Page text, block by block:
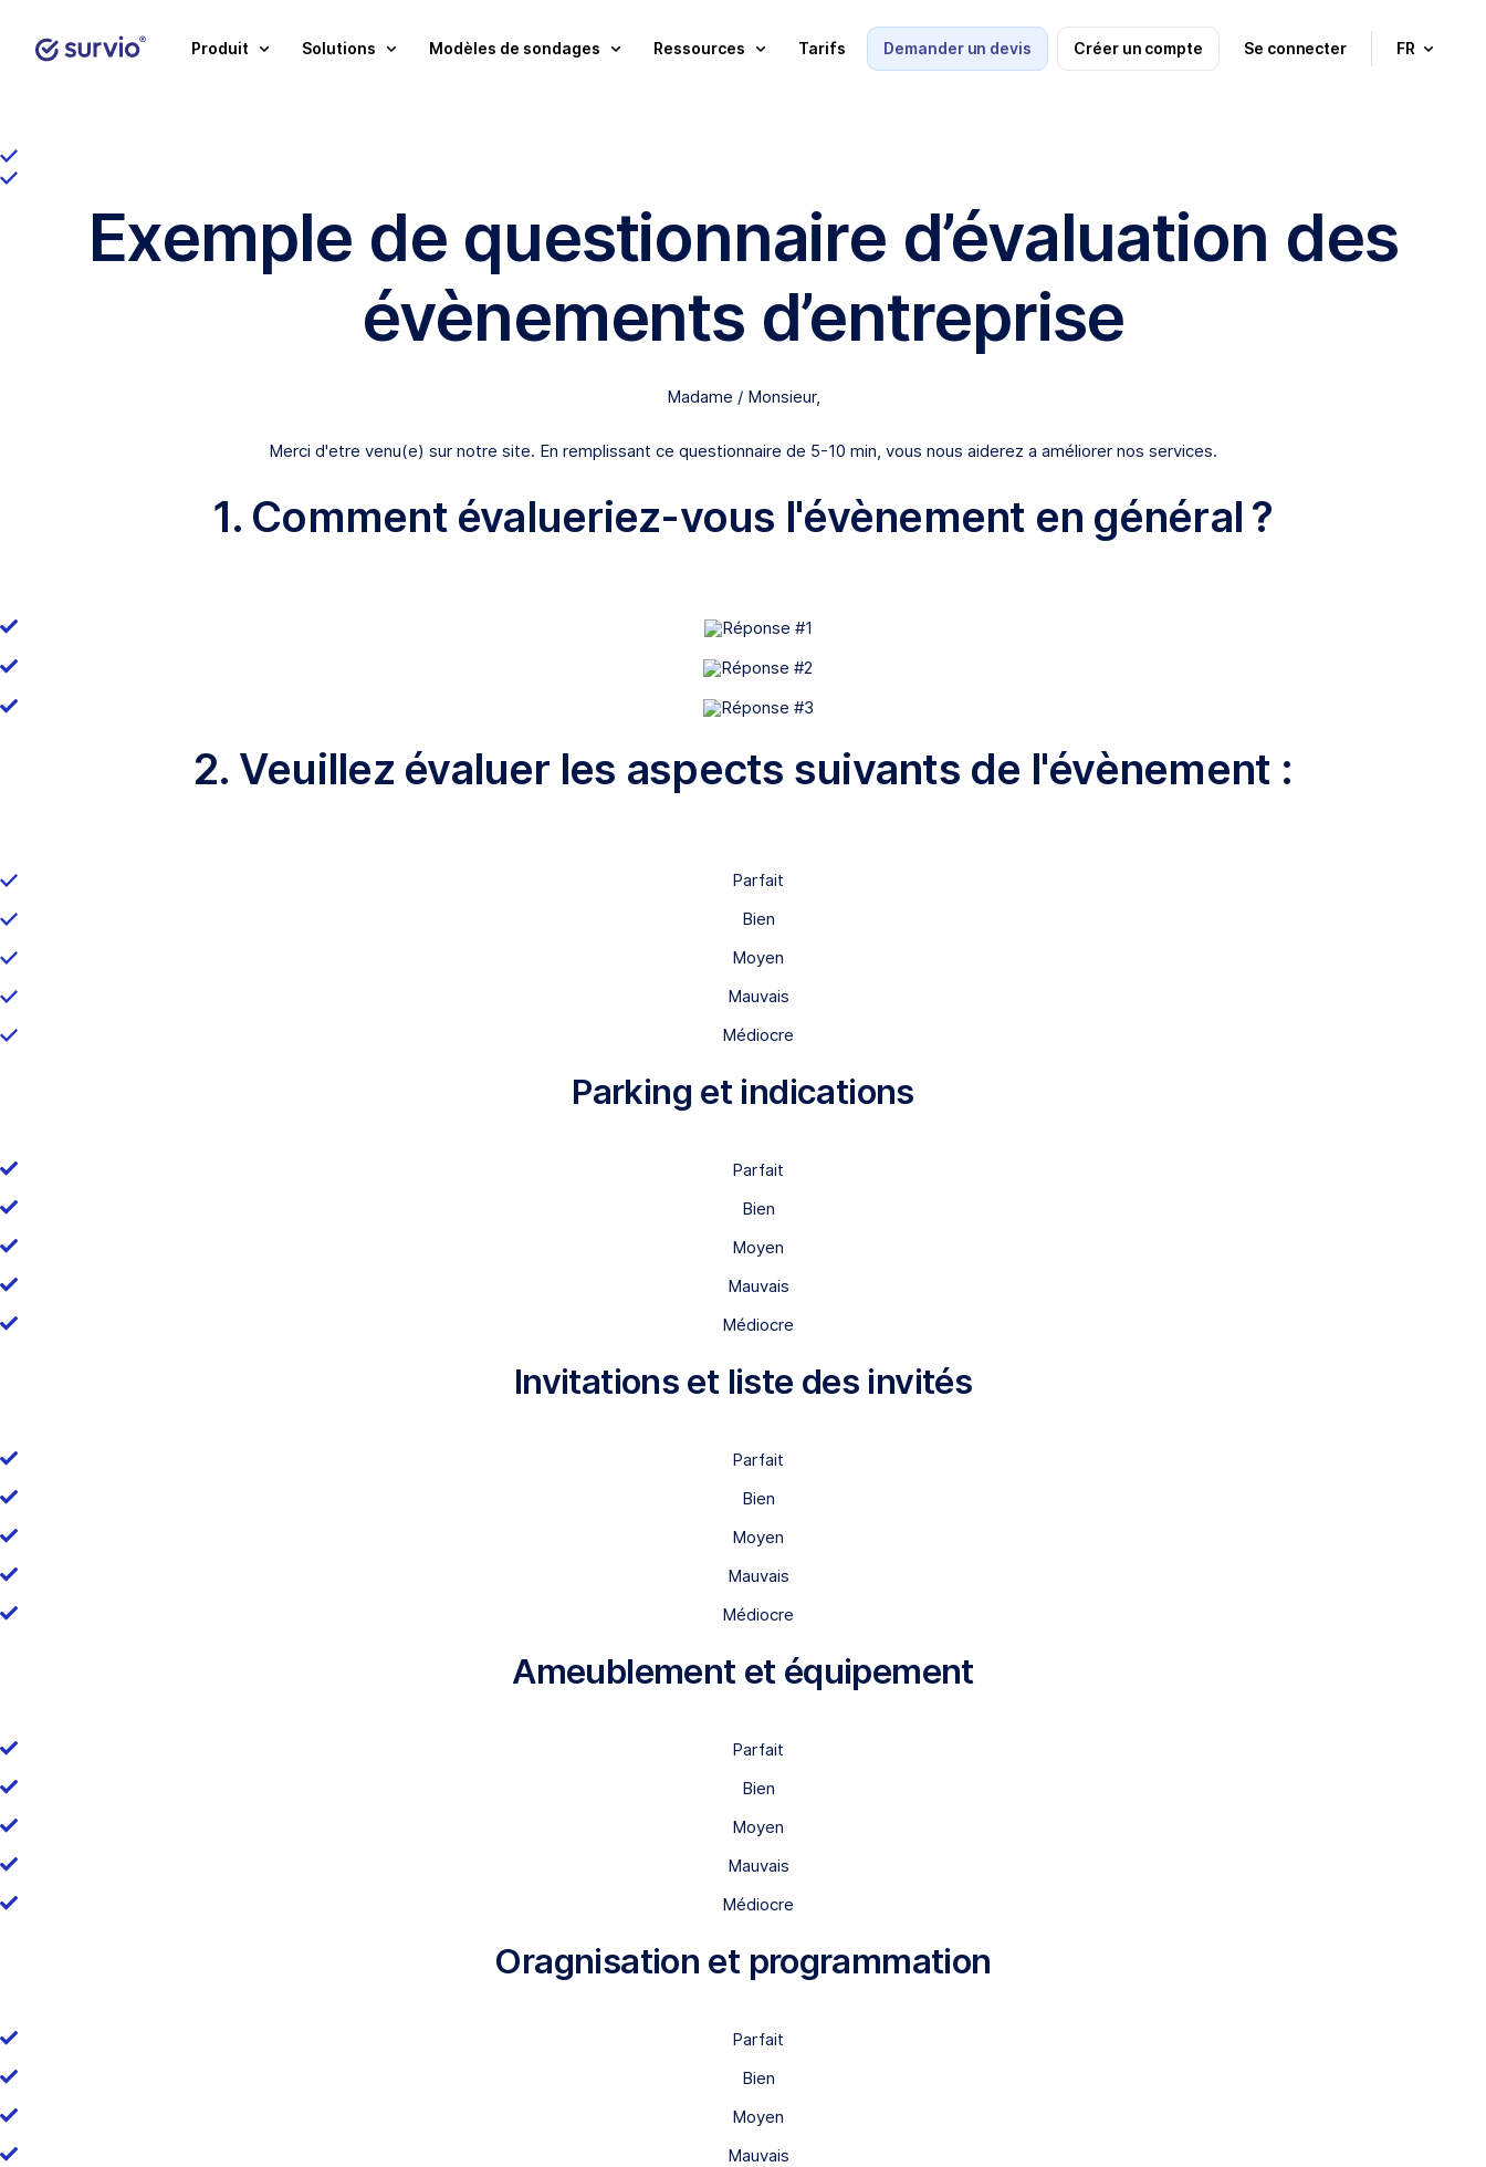
Demander un devis Créer un compte Se connecter FR
Produit Solutions Modèles de sondages Ressources Tarifs
Exemple de questionnaire d’évaluation des
évènements d’entreprise
Madame / Monsieur,
Merci d'etre venu(e) sur notre site. En remplissant ce questionnaire de 5-10 min, vous nous aiderez a améliorer nos services.
1. Comment évalueriez-vous l'évènement en général ?
2. Veuillez évaluer les aspects suivants de l'évènement :
Parfait
Bien
Moyen
Mauvais
Médiocre
Parking et indications
Parfait
Bien
Moyen
Mauvais
Médiocre
Invitations et liste des invités
Parfait
Bien
Moyen
Mauvais
Médiocre
Ameublement et équipement
Parfait
Bien
Moyen
Mauvais
Médiocre
Oragnisation et programmation
Parfait
Bien
Moyen
Mauvais